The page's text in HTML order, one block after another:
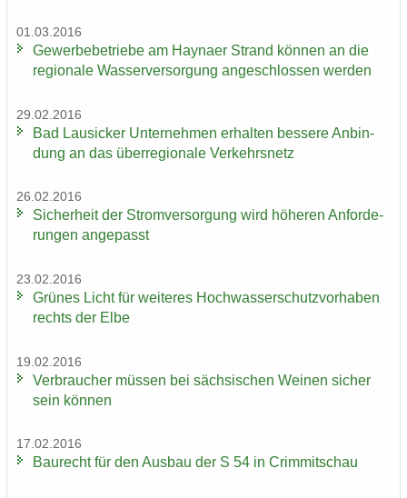
01.03.2016
Ge­wer­be­be­trie­be am Hay­na­er Strand kön­nen an die
re­gio­na­le Was­ser­ver­sor­gung an­ge­schlos­sen wer­den
29.02.2016
Bad Lau­si­cker Un­ter­neh­men er­hal­ten bes­se­re An­bin­
dung an das über­re­gio­na­le Ver­kehrs­netz
26.02.2016
Si­cher­heit der Strom­ver­sor­gung wird hö­he­ren An­for­de­
run­gen an­ge­passt
23.02.2016
Grü­nes Licht für wei­te­res Hoch­was­ser­schutz­vor­ha­ben
rechts der Elbe
19.02.2016
Ver­brau­cher müs­sen bei säch­si­schen Wei­nen si­cher
sein kön­nen
17.02.2016
Bau­recht für den Aus­bau der S 54 in Crim­mit­schau